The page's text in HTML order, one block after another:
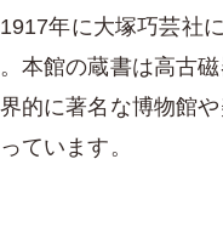
年に大塚巧芸社
本館の蔵書は高古
に著名な博物館
ています。